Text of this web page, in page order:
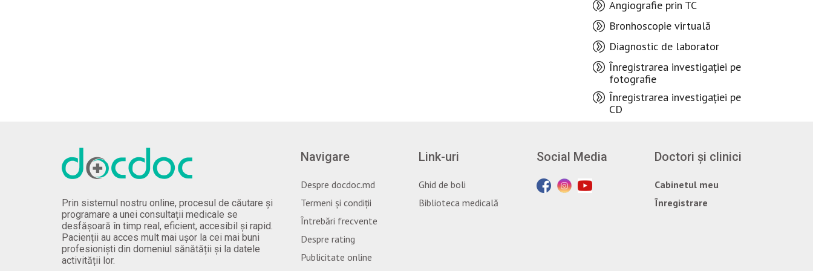
Angiografie prin TC
Bronhoscopie virtuală
Diagnostic de laborator
Înregistrarea investigației pe
fotografie
Înregistrarea investigației pe
CD
Prin sistemul nostru online, procesul de căutare și
programare a unei consultații medicale se
desfășoară în timp real, eficient, accesibil și rapid.
Pacienții au acces mult mai ușor la cei mai buni
profesioniști din domeniul sănătății și la datele
activității lor.
Navigare
Despre docdoc.md
Termeni și condiții
Întrebări frecvente
Despre rating
Publicitate online
Link-uri
Ghid de boli
Biblioteca medicală
Social Media Doctori și clinici
Cabinetul meu
Înregistrare